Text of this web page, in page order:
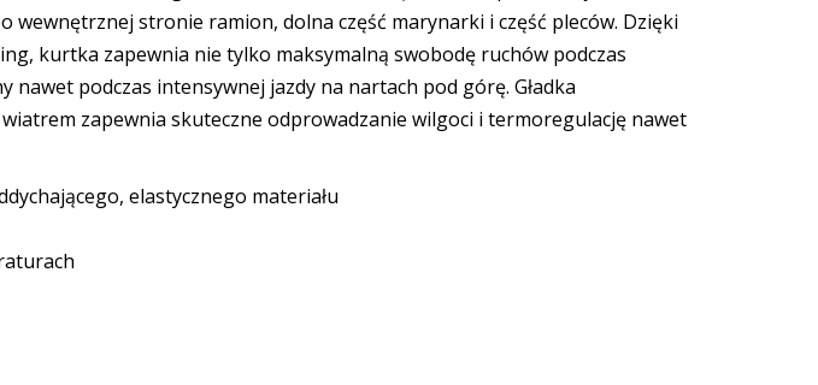
wewnętrznej stronie ramion, dolna część marynarki i część pleców. Dzięki
kurtka zapewnia nie tylko maksymalną swobodę ruchów podczas
podczas intensywnej jazdy na nartach pod górę. Gładka
zapewnia skuteczne odprowadzanie wilgoci i termoregulację nawet
elastycznego materiału